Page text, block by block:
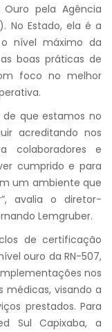
pela Agência
No Estado, ela é a
nível máximo da
boas práticas de
foco no melhor
que estamos no
acreditando nos
colaboradores e
cumprido e para
um ambiente que
avalia o diretor-
Lemgruber.
de certificação
ouro da RN-507,
nos
médicas, visando a
prestados. Para
Sul Capixaba, a